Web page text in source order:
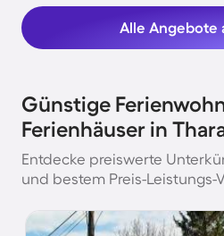
Alle Angebote
Günstige
Ferienhäuser in
Entdecke preiswerte
und bestem Preis-Leistungs-